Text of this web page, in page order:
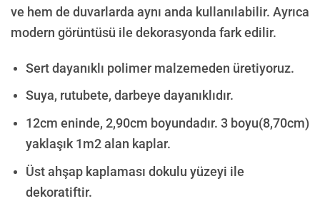
ve hem de duvarlarda aynı anda kullanılabilir. Ayrıca
modern görüntüsü ile dekorasyonda fark edilir.
Sert dayanıklı polimer malzemeden üretiyoruz.
Suya, rutubete, darbeye dayanıklıdır.
12cm eninde, 2,90cm boyundadır. 3 boyu(8,70cm)
yaklaşık 1m2 alan kaplar.
Üst ahşap kaplaması dokulu yüzeyi ile
dekoratiftir.